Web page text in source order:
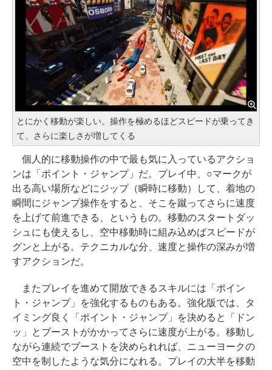
とにかく移動が楽しい。操作を極めるほどスピードが乗ってき
て、さらに楽しさが増してくる
個人的に移動操作の中で最も気に入っているアクショ
ンは「ポイント・ジャンプ」だ。プレイ中、○マークが
出る高い場所などにジップ（瞬時に移動）して、着地の
瞬間にジャンプ操作をすると、そこを蹴ってさらに速度
を上げて前進できる、というもの。移動のスタートダッ
シュにも使えるし、空中移動時に組み込めばスピードが
グンと上がる。テクニカルな分、速度と操作の深みが増
すアクションだ。
またプレイを進めて開放できるスキルには「ポイン
ト・ジャンプ」を強化するものもある。強化版では、タ
イミング良く「ポイント・ジャンプ」を決めると「ドン
ッ」とブーストがかかってさらに速度が上がる。移動し
ながら連続でブーストを決められれば、ニューヨークの
空中を制したような気分になれる。プレイの大半を移動